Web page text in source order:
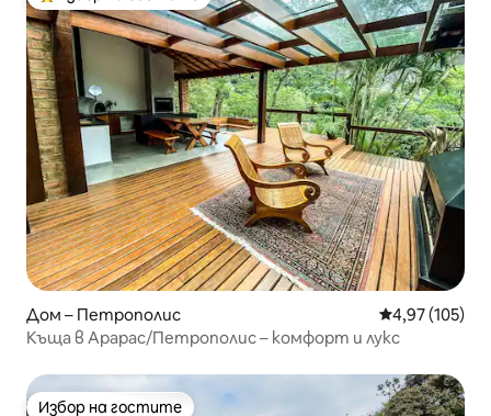
Най-популярен избор на гостите
Дом – Петрополис Средна
4,97 (105)
Къща в Арарас/Петрополис – комфорт и лукс
Избор на гостите